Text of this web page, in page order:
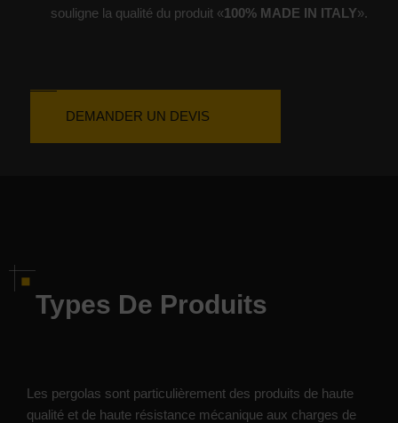
souligne la qualité du produit «100% MADE IN ITALY».
DEMANDER UN DEVIS
Types De Produits
Les pergolas sont particulièrement des produits de haute
qualité et de haute résistance mécanique aux charges de